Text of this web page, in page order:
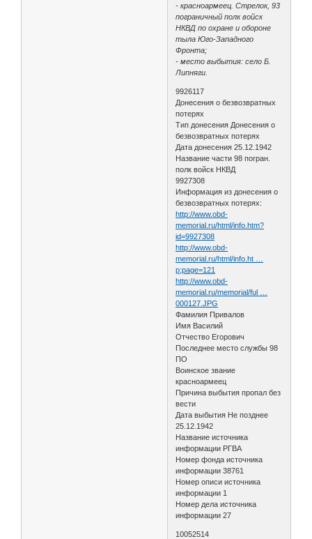
- красноармеец. Стрелок, 93
пограничный полк войск
НКВД по охране и обороне
тыла Юго-Западного
Фронта;
- место выбытия: село Б.
Липняги.
9926117
Донесения о безвозвратных
потерях
Тип донесения Донесения о
безвозвратных потерях
Дата донесения 25.12.1942
Название части 98 погран.
полк войск НКВД
9927308
Информация из донесения о
безвозвратных потерях:
http://www.obd-
memorial.ru/html/info.htm?
id=9927308
http://www.obd-
memorial.ru/html/info.ht …
p;page=121
http://www.obd-
memorial.ru/memorial/ful …
000127.JPG
Фамилия Привалов
Имя Василий
Отчество Егорович
Последнее место службы 98
ПО
Воинское звание
красноармеец
Причина выбытия пропал без
вести
Дата выбытия Не позднее
25.12.1942
Название источника
информации РГВА
Номер фонда источника
информации 38761
Номер описи источника
информации 1
Номер дела источника
информации 27
10052514